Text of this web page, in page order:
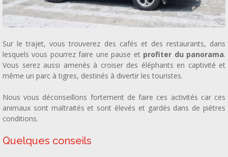
Sur le trajet, vous trouverez des cafés et des restaurants, dans
lesquels vous pourrez faire une pause et profiter du panorama.
Vous serez aussi amenés à croiser des éléphants en captivité et
même un parc à tigres, destinés à divertir les touristes.
Nous vous déconseillons fortement de faire ces activités car ces
animaux sont maltraités et sont élevés et gardés dans de piètres
conditions.
Quelques conseils